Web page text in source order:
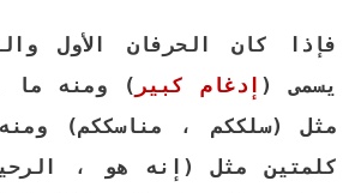
فإذا كان الحرفان الأول
يسمى ( إدغام كبير )
ومنه ما
مثل (سلككم ، مناسككم)
كلمتين مثل (إنه هو ،